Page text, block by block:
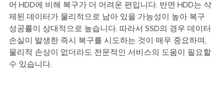
어 HDD에 비해 복구가 더 어려운 편입니다. 반면 HDD는 삭
제된 데이터가 물리적으로 남아 있을 가능성이 높아 복구
성공률이 상대적으로 높습니다. 따라서 SSD의 경우 데이터
손실이 발생한 즉시 복구를 시도하는 것이 매우 중요하며,
물리적 손상이 없더라도 전문적인 서비스의 도움이 필요할
수 있습니다.